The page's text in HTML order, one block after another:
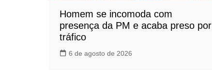
Homem se incomoda com
presença da PM e acaba preso por
tráfico
6 de agosto de 2026